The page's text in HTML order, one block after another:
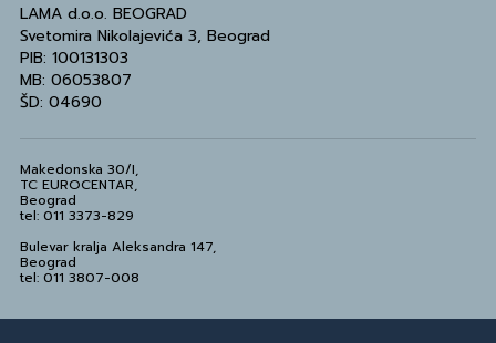
LAMA d.o.o. BEOGRAD
Svetomira Nikolajevića 3, Beograd
PIB: 100131303
MB: 06053807
ŠD: 04690
Makedonska 30/I,
TC EUROCENTAR,
Beograd
tel: 011 3373-829
Bulevar kralja Aleksandra 147,
Beograd
tel: 011 3807-008